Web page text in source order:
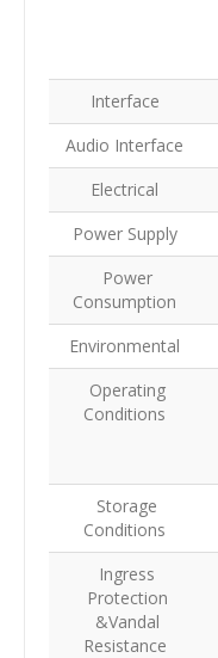
Interface
Audio Interface
Electrical
Power Supply
Power
Consumption
Environmental
Operating
Conditions
Storage
Conditions
Ingress
Protection
&Vandal
Resistance